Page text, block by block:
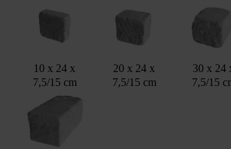
10 x 24 x
7,5/15 cm
20 x 24 x
7,5/15 cm
30 x 24
7,5/15